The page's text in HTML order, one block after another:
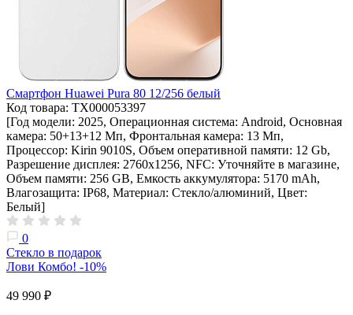
Смартфон Huawei Pura 80 12/256 белый
Код товара: ТХ000053397
[Год модели: 2025, Операционная система: Android, Основная
камера: 50+13+12 Мп, Фронтальная камера: 13 Мп,
Процессор: Kirin 9010S, Объем оперативной памяти: 12 Gb,
Разрешение дисплея: 2760х1256, NFC: Уточняйте в магазине,
Объем памяти: 256 GB, Емкость аккумулятора: 5170 mAh,
Влагозащита: IP68, Материал: Стекло/алюминий, Цвет:
Белый]
0
Стекло в подарок
Лови Комбо! -10%
49 990 ₽